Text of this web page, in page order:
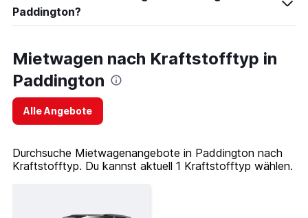
Paddington?
Mietwagen nach Kraftstofftyp in
Paddington
Alle Angebote
Durchsuche Mietwagenangebote in Paddington nach
Kraftstofftyp. Du kannst aktuell 1 Kraftstofftyp wählen.